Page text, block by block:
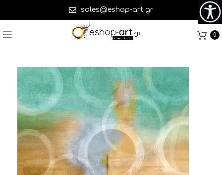
sales@eshop-art.gr
0